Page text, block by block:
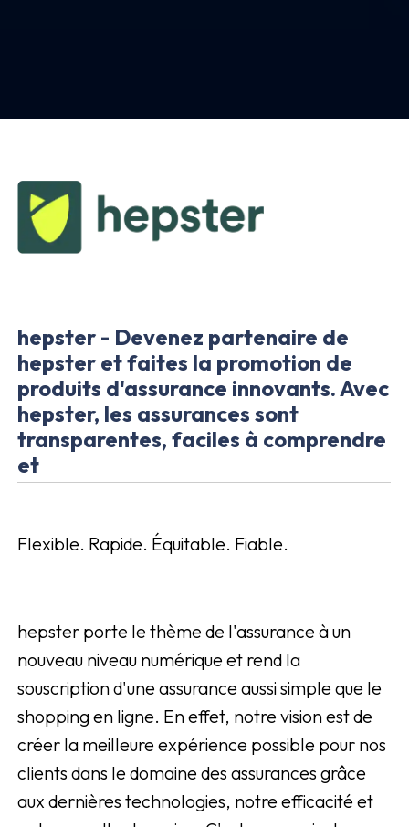
hepster - Devenez partenaire de
hepster et faites la promotion de
produits d'assurance innovants. Avec
hepster, les assurances sont
transparentes, faciles à comprendre
et
Flexible. Rapide. Équitable. Fiable.
hepster porte le thème de l'assurance à un
nouveau niveau numérique et rend la
souscription d'une assurance aussi simple que le
shopping en ligne. En effet, notre vision est de
créer la meilleure expérience possible pour nos
clients dans le domaine des assurances grâce
aux dernières technologies, notre efficacité et